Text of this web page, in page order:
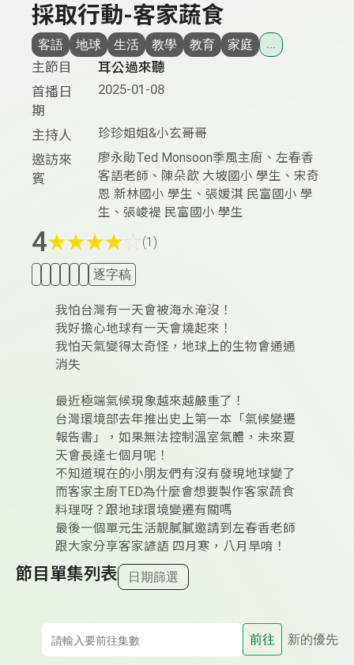
採取行動-客家蔬食
客語 地球 生活 教學 教育 家庭 ...
主節目
耳公過來聽
首播日
期
2025-01-08
主持人 珍珍姐姐&小玄哥哥
邀訪來
賓
廖永勛Ted Monsoon季風主廚、左春香
客語老師、陳朵歆 大坡國小 學生、宋奇
恩 新林國小 學生、張媛淇 民富國小 學
生、張峻褆 民富國小 學生
4★★★★ (1)
逐字稿
我怕台灣有一天會被海水淹沒！
我好擔心地球有一天會燒起來！
我怕天氣變得太奇怪，地球上的生物會通通
消失
最近極端氣候現象越來越嚴重了！
台灣環境部去年推出史上第一本「氣候變遷
報告書」，如果無法控制溫室氣體，未來夏
天會長達七個月呢！
不知道現在的小朋友們有沒有發現地球變了
而客家主廚TED為什麼會想要製作客家蔬食
料理呀？跟地球環境變遷有關嗎
最後一個單元生活靚膩膩邀請到左春香老師
跟大家分享客家諺語 四月寒，八月旱唷！
節目單集列表 日期篩選
前往 新的優先